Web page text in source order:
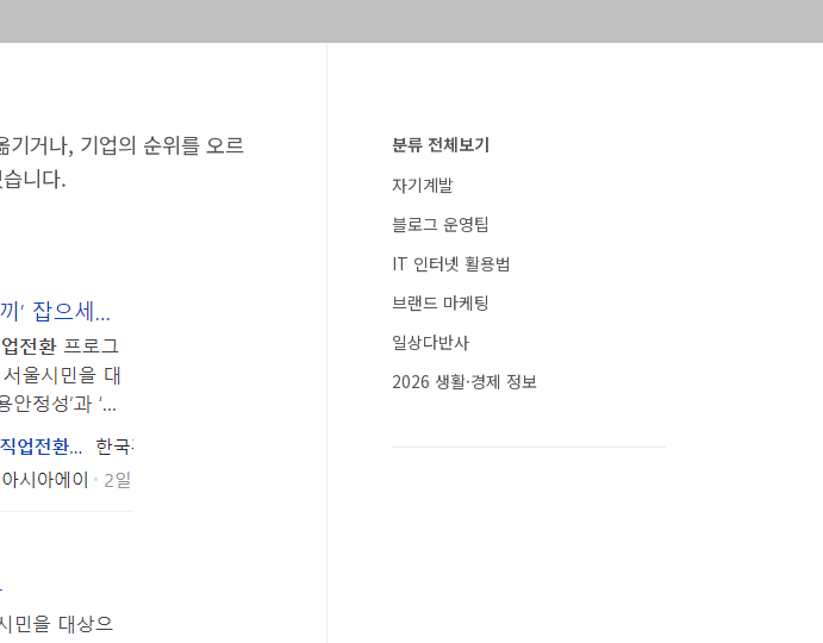
기거나, 기업의 순위를 오르
니다.
분류 전체보기
자기계발
블로그 운영팁
IT 인터넷 활용법
브랜드 마케팅
일상다반사
2026 생활·경제 정보